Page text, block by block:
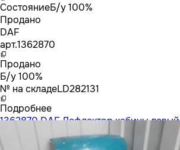
СостояниеБ/у 100%
Продано
DAF
арт.1362870
Продано
Б/у 100%
№ на складеLD282131
Подробнее
1362870 DAF Дефлектор кабины левый